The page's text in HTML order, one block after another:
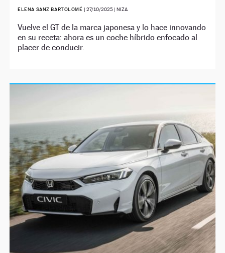
ELENA SANZ BARTOLOMÉ |27/10/2025 | NIZA
Vuelve el GT de la marca japonesa y lo hace innovando
en su receta: ahora es un coche híbrido enfocado al
placer de conducir.